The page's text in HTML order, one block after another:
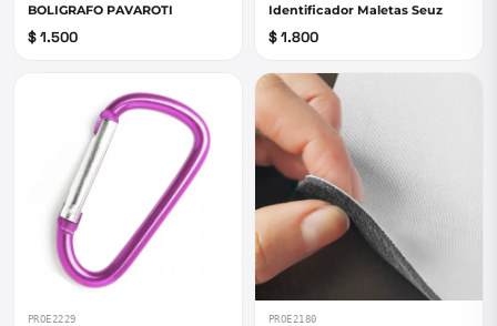
BOLIGRAFO PAVAROTI
$ 1.500
Identificador Maletas Seuz
$ 1.800
PROE2229 PROE2180